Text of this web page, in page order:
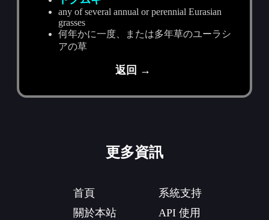
any of several annual or perennial Eurasian
grasses
何年かに一度、または多年草のユーラシ
アの草
返回 →
更多資訊
首頁
關於本站
系統支持
API 使用